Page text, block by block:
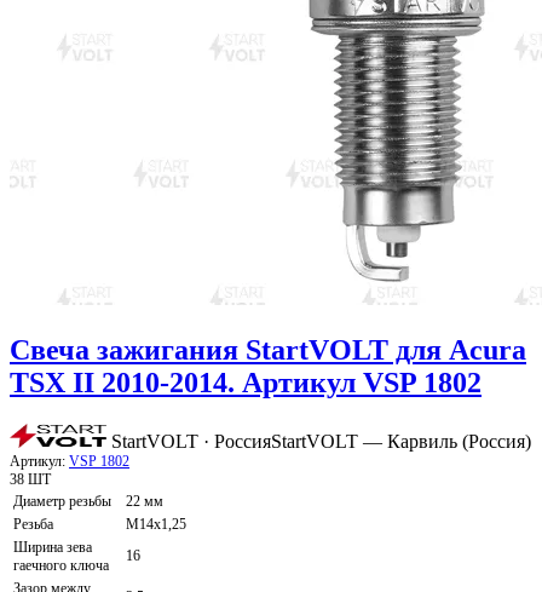
Свеча зажигания StartVOLT для Acura
TSX II 2010-2014. Артикул VSP 1802
StartVOLT · РоссияStartVOLT — Карвиль (Россия)
Артикул: VSP 1802
38 ШТ
Диаметр резьбы
22 мм
Резьба
M14x1,25
Ширина зева
гаечного ключа
16
Зазор между